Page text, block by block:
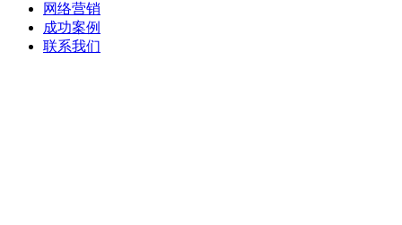
网络营销
成功案例
联系我们